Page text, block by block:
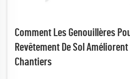
Comment Les Genouillères
Revêtement De Sol
Chantiers